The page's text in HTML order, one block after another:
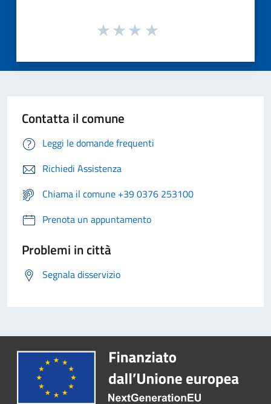
Contatta il comune
Leggi le domande frequenti
Richiedi Assistenza
Chiama il comune +39 0376 253100
Prenota un appuntamento
Problemi in città
Segnala disservizio